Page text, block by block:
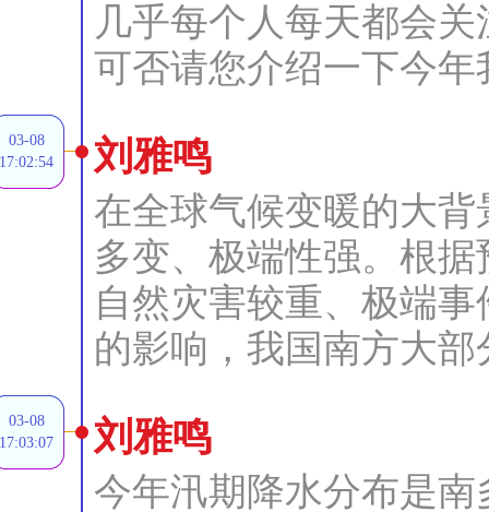
几乎每个人每天都会
可否请您介绍一下今
03-08
17:02:54
刘雅鸣
在全球气候变暖的大
多变、极端性强。根
自然灾害较重、极端
的影响，我国南方大
03-08
17:03:07
刘雅鸣
今年汛期降水分布是